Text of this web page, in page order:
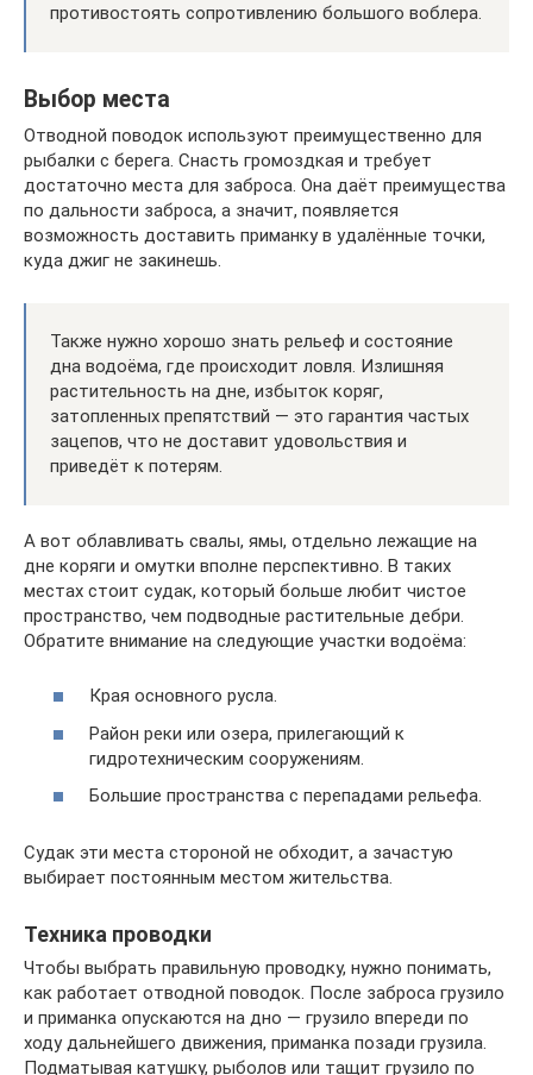
противостоять сопротивлению большого воблера.
Выбор места
Отводной поводок используют преимущественно для
рыбалки с берега. Снасть громоздкая и требует
достаточно места для заброса. Она даёт преимущества
по дальности заброса, а значит, появляется
возможность доставить приманку в удалённые точки,
куда джиг не закинешь.
Также нужно хорошо знать рельеф и состояние
дна водоёма, где происходит ловля. Излишняя
растительность на дне, избыток коряг,
затопленных препятствий — это гарантия частых
зацепов, что не доставит удовольствия и
приведёт к потерям.
А вот облавливать свалы, ямы, отдельно лежащие на
дне коряги и омутки вполне перспективно. В таких
местах стоит судак, который больше любит чистое
пространство, чем подводные растительные дебри.
Обратите внимание на следующие участки водоёма:
Края основного русла.
Район реки или озера, прилегающий к
гидротехническим сооружениям.
Большие пространства с перепадами рельефа.
Судак эти места стороной не обходит, а зачастую
выбирает постоянным местом жительства.
Техника проводки
Чтобы выбрать правильную проводку, нужно понимать,
как работает отводной поводок. После заброса грузило
и приманка опускаются на дно — грузило впереди по
ходу дальнейшего движения, приманка позади грузила.
Подматывая катушку, рыболов или тащит грузило по